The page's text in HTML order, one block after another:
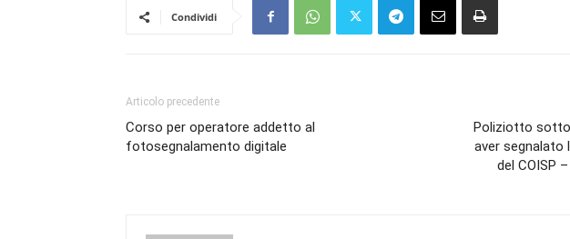
Condividi
Articolo precedente
Corso per operatore addetto al
fotosegnalamento digitale
Poliziotto sotto
aver segnalato
del COISP